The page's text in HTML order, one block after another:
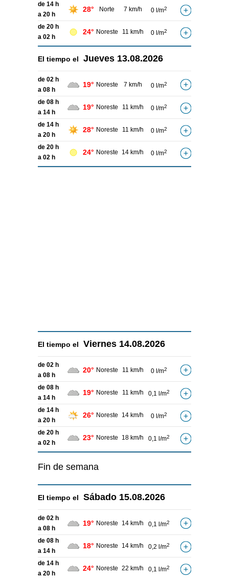
de 14 h
a 20 h
28° Norte 7 km/h 0 l/m2
de 20 h
a 02 h
24° Noreste 11 km/h 0 l/m2
El tiempo el Jueves 13.08.2026
de 02 h
a 08 h
19° Noreste 7 km/h 0 l/m2
de 08 h
a 14 h
19° Noreste 11 km/h 0 l/m2
de 14 h
a 20 h
28° Noreste 11 km/h 0 l/m2
de 20 h
a 02 h
24° Noreste 14 km/h 0 l/m2
El tiempo el Viernes 14.08.2026
de 02 h
a 08 h
20° Noreste 11 km/h 0 l/m2
de 08 h
a 14 h
19° Noreste 11 km/h 0,1 l/m2
de 14 h
a 20 h
26° Noreste 14 km/h 0 l/m2
de 20 h
a 02 h
23° Noreste 18 km/h 0,1 l/m2
Fin de semana
El tiempo el Sábado 15.08.2026
de 02 h
a 08 h
19° Noreste 14 km/h 0,1 l/m2
de 08 h
a 14 h
18° Noreste 14 km/h 0,2 l/m2
de 14 h
a 20 h
24° Noreste 22 km/h 0,1 l/m2